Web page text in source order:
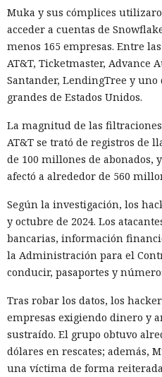
Washington, que ponen en
alcanzada en las últimas
anterior, el Ministerio de
nuevas restricciones contra
exportación de drones a EE.
respuesta a las recientes
regulador no precisó si estas
con la revisión a Palo Alto.
La presión sobre la compañía
software de más de una
estadounidenses e israelíes
ciberseguridad, incluida Palo
por cierto, se especializa en
nube, y tiene oficinas en
Un escenario similar ya se
chips de memoria Micron
Administración del
los productos de la compañía
Muka y sus cómplices
acceder a cuentas de
menos 165 empresas. Entre
AT&T, Ticketmaster, Advance
Santander, LendingTree y
grandes de Estados Unidos.
La magnitud de las
AT&T se trató de registros de
de 100 millones de abonados,
afectó a alrededor de 560
Según la investigación, los
y octubre de 2024. Los
bancarias, información
la Administración para el
conducir, pasaportes y
Tras robar los datos, los
empresas exigiendo dinero y
sustraído. El grupo obtuvo
dólares en rescates; además,
una víctima de forma